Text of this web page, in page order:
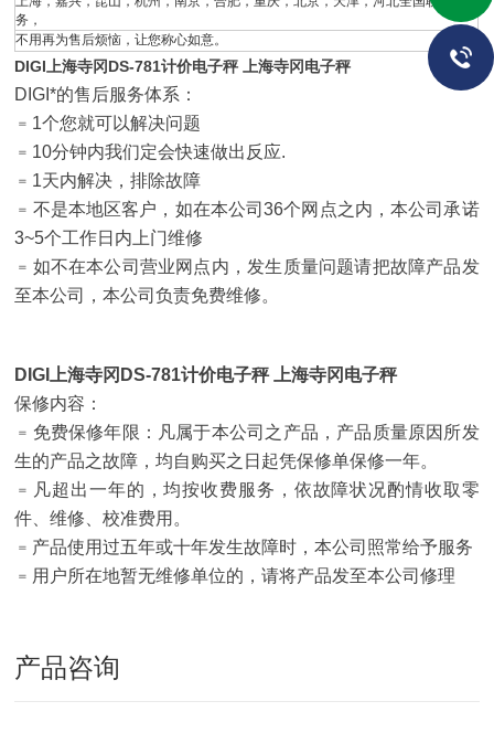
务，
不用再为售后烦恼，让您称心如意。
DIGI上海寺冈DS-781计价电子秤 上海寺冈电子秤
DIGI*的售后服务体系：
﹦1个您就可以解决问题
﹦10分钟内我们定会快速做出反应.
﹦1天内解决，排除故障
﹦不是本地区客户，如在本公司36个网点之内，本公司承诺
3~5个工作日内上门维修
﹦如不在本公司营业网点内，发生质量问题请把故障产品发
至本公司，本公司负责免费维修。
DIGI上海寺冈DS-781计价电子秤 上海寺冈电子秤
保修内容：
﹦免费保修年限：凡属于本公司之产品，产品质量原因所发
生的产品之故障，均自购买之日起凭保修单保修一年。
﹦凡超出一年的，均按收费服务，依故障状况酌情收取零
件、维修、校准费用。
﹦产品使用过五年或十年发生故障时，本公司照常给予服务
﹦用户所在地暂无维修单位的，请将产品发至本公司修理
产品咨询